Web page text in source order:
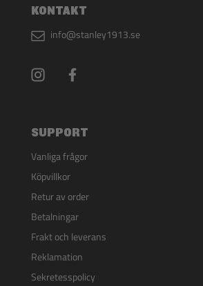
KONTAKT
info@stanley1913.se
SUPPORT
Vanliga frågor
Köpvillkor
Retur av order
Betalningar
Frakt och leverans
Reklamation
Sekretesspolicy